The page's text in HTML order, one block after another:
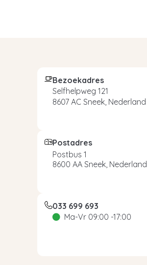
Bezoekadres
Selfhelpweg 121
8607 AC Sneek, Nederland
Postadres
Postbus 1
8600 AA Sneek, Nederland
033 699 693
Ma-Vr 09:00 -17:00